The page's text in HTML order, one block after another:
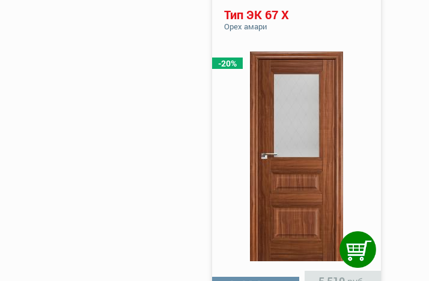
-20%
Тип ЭК 67 Х
Орех амари